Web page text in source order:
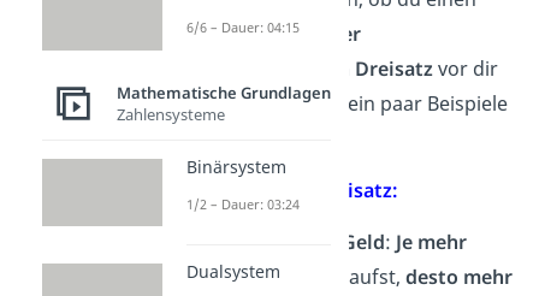
proportionalen
oder
antiproportionalen Dreisatzvor dir
hast. Sieh dir dafür ein paar Beispiele
Proportionaler Dreisatz:
Einkaufen und Geld: Je mehr
Lebkuchen
du kaufst, desto mehr
6/6 – Dauer: 04:15
Mathematische Grundlagen
Zahlensysteme
Binärsystem
1/2 – Dauer: 03:24
Dualsystem